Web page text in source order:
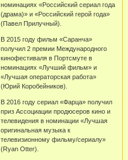
номинациях «Российский сериал года
(драма)» и «Российский герой года»
(Павел Прилучный).
В 2015 году фильм «Саранча»
получил 2 премии Международного
кинофестиваля в Портсмуте в
номинациях «Лучший фильм» и
«Лучшая операторская работа»
(Юрий Коробейников).
В 2016 году сериал «Фарца» получил
приз Ассоциации продюсеров кино и
телевидения в номинации «Лучшая
оригинальная музыка к
телевизионному фильму/сериалу»
(Ryan Otter).